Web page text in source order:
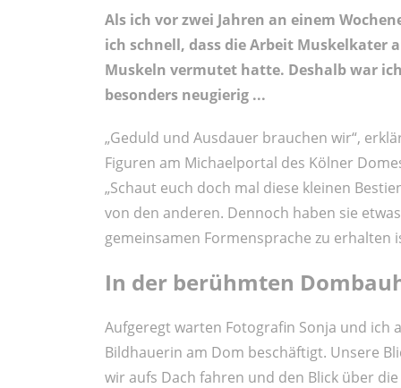
Als ich vor zwei Jahren an einem
ich schnell, dass die Arbeit Muskelkater
Muskeln vermutet hatte. Deshalb war
besonders neugierig ...
„Geduld und Ausdauer brauchen wir“,
Figuren am Michaelportal des Kölner
„Schaut euch doch mal diese kleinen
von den anderen. Dennoch haben sie
gemeinsamen Formensprache zu erhalten
In der berühmten
Aufgeregt warten Fotografin Sonja und ich
Bildhauerin am Dom beschäftigt. Unsere
wir aufs Dach fahren und den Blick über